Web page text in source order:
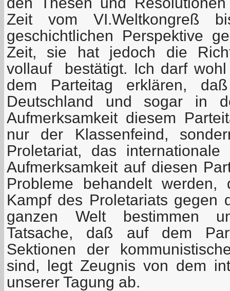
Zeit vom VI.Weltkongreß
geschichtlichen Perspektive
Zeit, sie hat jedoch die
vollauf bestätigt. Ich darf
dem Parteitag erklären,
Deutschland und sogar in
Aufmerksamkeit diesem
nur der Klassenfeind,
Proletariat, das
Aufmerksamkeit auf diesen
Probleme behandelt werden,
Kampf des Proletariats gegen
ganzen Welt bestimmen
Tatsache, daß auf dem
Sektionen der
sind, legt Zeugnis von dem
unserer Tagung ab.